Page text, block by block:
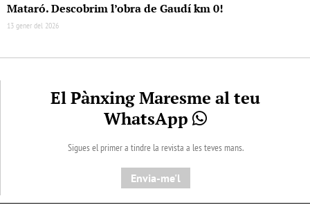
Mataró. Descobrim l’obra de Gaudí km 0!
13 gener del 2026
El Pànxing Maresme al teu
WhatsApp
Sigues el primer a tindre la revista a les teves mans.
Envia-me'l